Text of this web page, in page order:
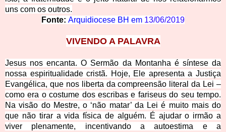
uns com os outros.
Fonte: Arquidiocese BH em 13/06/2019
VIVENDO A PALAVRA
Jesus nos encanta. O Sermão da Montanha é síntese da
nossa espiritualidade cristã. Hoje, Ele apresenta a Justiça
Evangélica, que nos liberta da compreensão literal da Lei –
como era o costume dos escribas e fariseus do seu tempo.
Na visão do Mestre, o ‘não matar’ da Lei é muito mais do
que não tirar a vida física de alguém. É ajudar o irmão a
viver plenamente, incentivando a autoestima e a